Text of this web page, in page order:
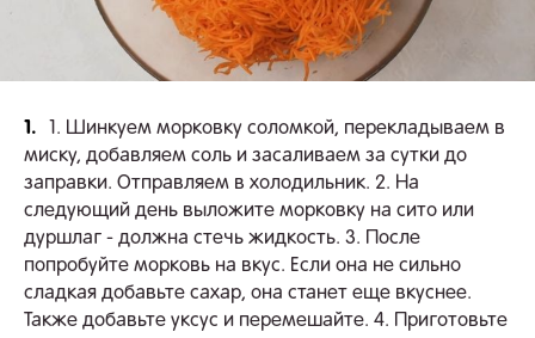
1.
1. Шинкуем морковку соломкой, перекладываем в
миску, добавляем соль и засаливаем за сутки до
заправки. Отправляем в холодильник. 2. На
следующий день выложите морковку на сито или
дуршлаг - должна стечь жидкость. 3. После
попробуйте морковь на вкус. Если она не сильно
сладкая добавьте сахар, она станет еще вкуснее.
Также добавьте уксус и перемешайте. 4. Приготовьте